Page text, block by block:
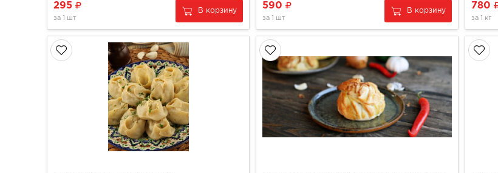
295
за 1 шт
В корзину
590
за 1 шт
В корзину
780
за 1 кг